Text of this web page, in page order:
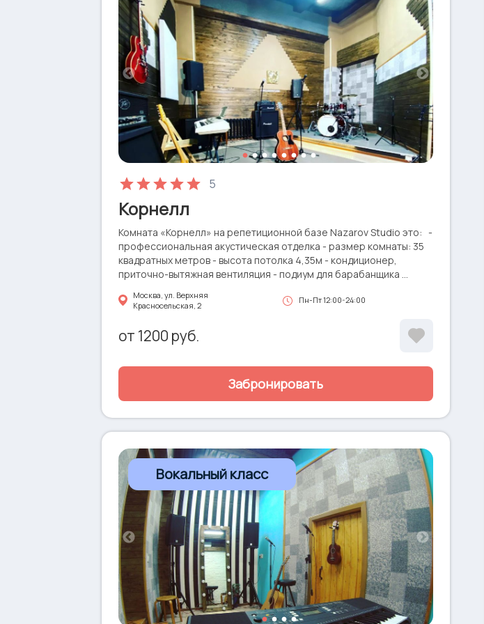
5
Корнелл
Комната «Корнелл» на репетиционной базе Nazarov Studio это: -
профессиональная акустическая отделка - размер комнаты: 35
квадратных метров - высота потолка 4,35м - кондиционер,
приточно-вытяжная вентиляция - подиум для барабанщика
Сабвуфер Rcf Sub ART 902-AS 1кВт • Цифровой 16-ти канальный
возможностью поканальной записи на компьютер через usb •
Планшет Xiaomi MiPad 2 • Барабанная установка Ludwig Element
• Гитарный стэк Vox Night Train 50 Head + Yerasov Bull 112 Cab •
Басовый стэк MarkBass Little Mark III + Peavey Headliner 4*10 Cab •
Пианино/Синтезатор Yamaha (76 клавиш), предоставляется в
Москва, ул. Верхняя
Красносельская, 2
Пн-Пт 12:00-24:00
от 1200 руб.
Забронировать
Вокальный класс